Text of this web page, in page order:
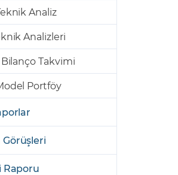
Analiz
Analizleri
Takvimi
Portföy